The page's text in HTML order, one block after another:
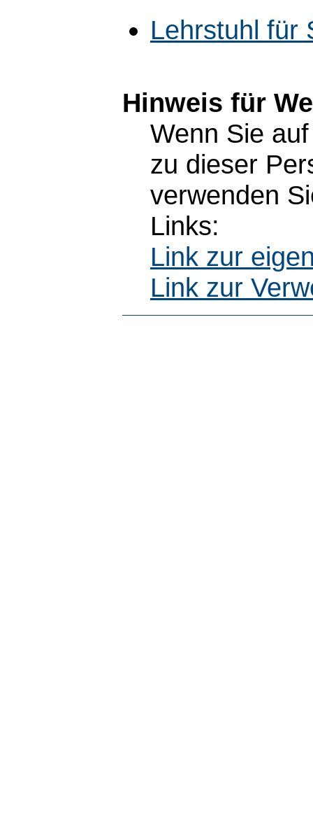
Lehrstuhl für
Hinweis für
Wenn Sie
zu dieser
verwenden
Links:
Link zur
Link zur